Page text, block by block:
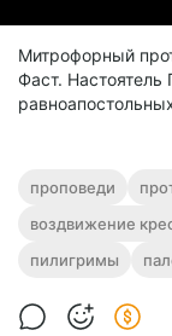
Митрофорный
Фаст. Настоятель
проповеди
воздвижение
пилигримы